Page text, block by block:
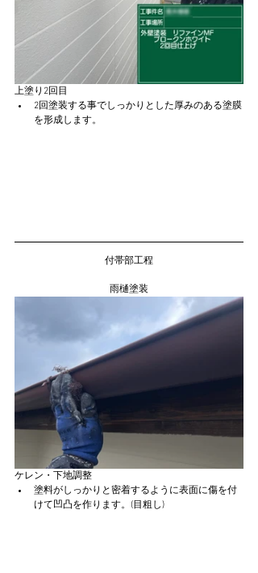
上塗り2回目
2回塗装する事でしっかりとした厚みのある塗膜
を形成します。
付帯部工程
雨樋塗装
ケレン・下地調整
塗料がしっかりと密着するように表面に傷を付
けて凹凸を作ります。(目粗し)